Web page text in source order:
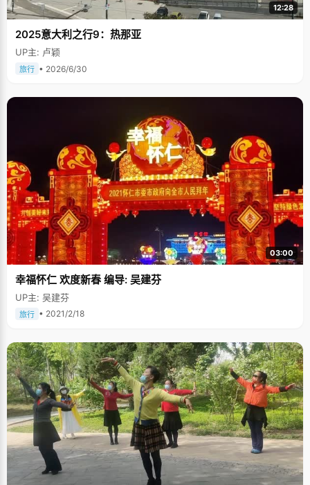
12:28
2025意大利之行9：热那亚
UP主: 卢颖
旅行 • 2026/6/30
03:00
幸福怀仁 欢度新春 编导: 吴建芬
UP主: 吴建芬
旅行 • 2021/2/18